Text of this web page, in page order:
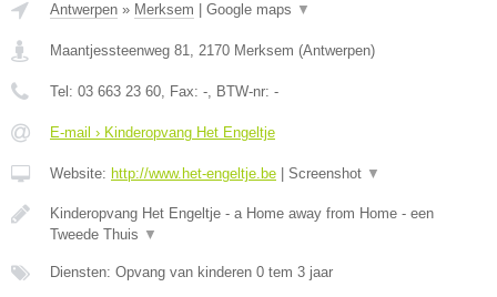
Antwerpen » Merksem Google maps ▼
Maantjessteenweg 81, 2170 Merksem (Antwerpen)
Tel: 03 663 23 60, Fax: -, BTW-nr: -
E-mail › Kinderopvang Het Engeltje
Website: http://www.het-engeltje.be Screenshot ▼
Kinderopvang Het Engeltje - a Home away from Home - een
Tweede Thuis ▼
Diensten: Opvang van kinderen 0 tem 3 jaar